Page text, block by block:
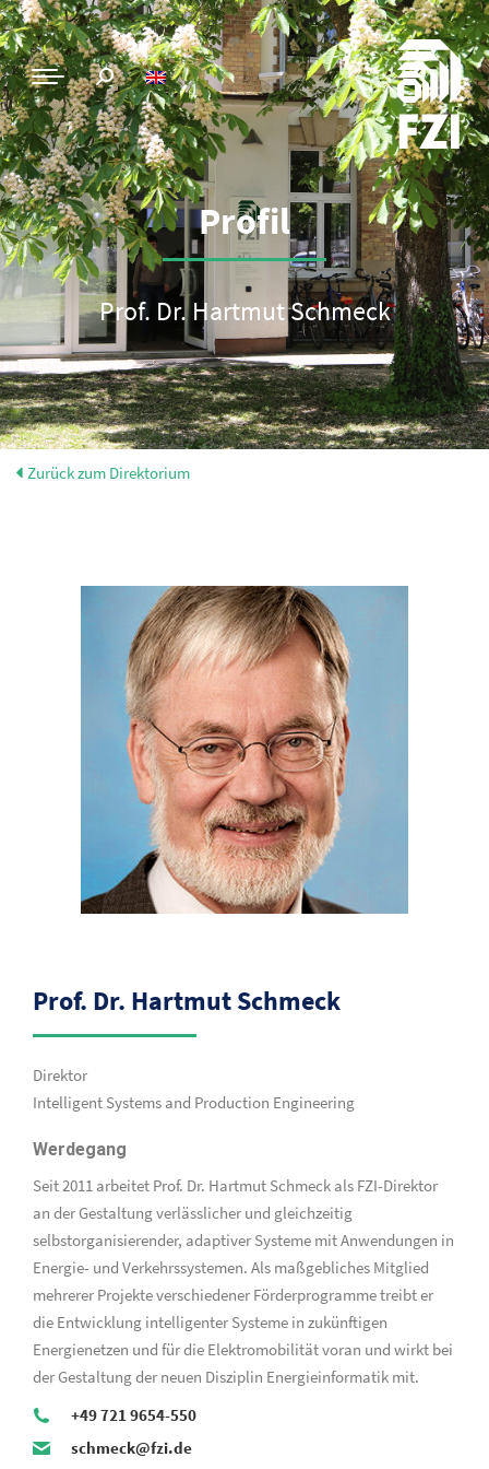
Profil
Prof. Dr. Hartmut Schmeck
Zurück zum Direktorium
Prof. Dr. Hartmut Schmeck
Direktor
Intelligent Systems and Production Engineering
Werdegang
Seit 2011 arbeitet Prof. Dr. Hartmut Schmeck als FZI-Direktor
an der Gestaltung verlässlicher und gleichzeitig
selbstorganisierender, adaptiver Systeme mit Anwendungen in
Energie- und Verkehrssystemen. Als maßgebliches Mitglied
mehrerer Projekte verschiedener Förderprogramme treibt er
die Entwicklung intelligenter Systeme in zukünftigen
Energienetzen und für die Elektromobilität voran und wirkt bei
der Gestaltung der neuen Disziplin Energieinformatik mit.
+49 721 9654-550
schmeck@fzi.de